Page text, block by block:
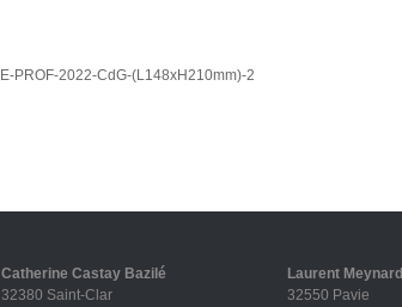
Catherine Castay Bazilé
32380 Saint-Clar
Laurent Meynard
32550 Pavie